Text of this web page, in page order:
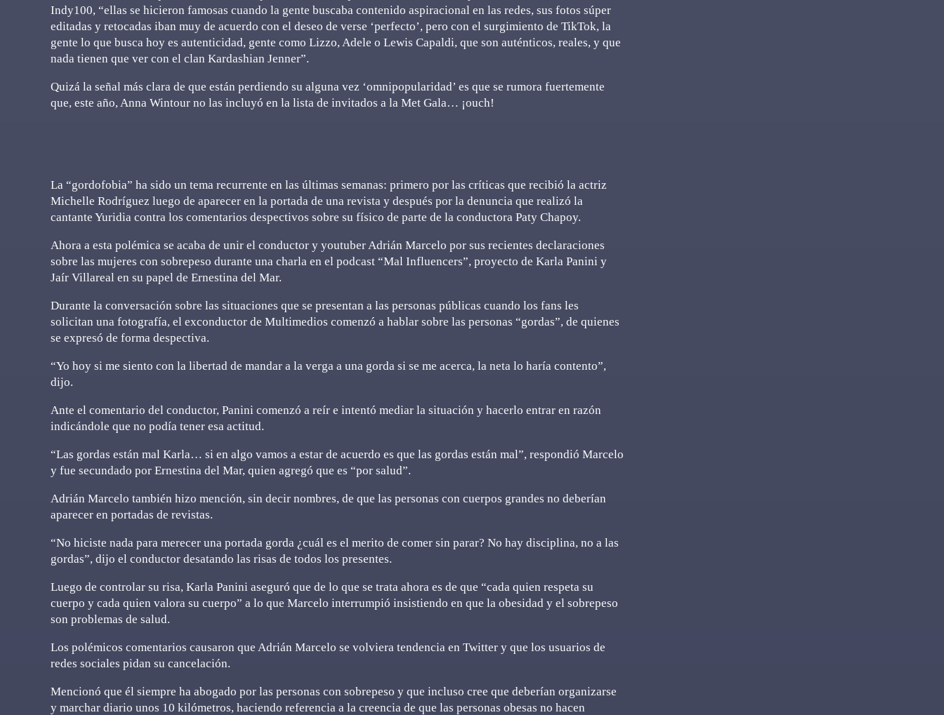
Indy100, “ellas se hicieron famosas cuando la gente buscaba contenido aspiracional en las redes, sus fotos súper
editadas y retocadas iban muy de acuerdo con el deseo de verse ‘perfecto’, pero con el surgimiento de TikTok, la
gente lo que busca hoy es autenticidad, gente como Lizzo, Adele o Lewis Capaldi, que son auténticos, reales, y que
nada tienen que ver con el clan Kardashian Jenner”.
Quizá la señal más clara de que están perdiendo su alguna vez ‘omnipopularidad’ es que se rumora fuertemente
que, este año, Anna Wintour no las incluyó en la lista de invitados a la Met Gala… ¡ouch!
La “gordofobia” ha sido un tema recurrente en las últimas semanas: primero por las críticas que recibió la actriz
Michelle Rodríguez luego de aparecer en la portada de una revista y después por la denuncia que realizó la
cantante Yuridia contra los comentarios despectivos sobre su físico de parte de la conductora Paty Chapoy.
Ahora a esta polémica se acaba de unir el conductor y youtuber Adrián Marcelo por sus recientes declaraciones
sobre las mujeres con sobrepeso durante una charla en el podcast “Mal Influencers”, proyecto de Karla Panini y
Jaír Villareal en su papel de Ernestina del Mar.
Durante la conversación sobre las situaciones que se presentan a las personas públicas cuando los fans les
solicitan una fotografía, el exconductor de Multimedios comenzó a hablar sobre las personas “gordas”, de quienes
se expresó de forma despectiva.
“Yo hoy si me siento con la libertad de mandar a la verga a una gorda si se me acerca, la neta lo haría contento”,
dijo.
Ante el comentario del conductor, Panini comenzó a reír e intentó mediar la situación y hacerlo entrar en razón
indicándole que no podía tener esa actitud.
“Las gordas están mal Karla… si en algo vamos a estar de acuerdo es que las gordas están mal”, respondió Marcelo
y fue secundado por Ernestina del Mar, quien agregó que es “por salud”.
Adrián Marcelo también hizo mención, sin decir nombres, de que las personas con cuerpos grandes no deberían
aparecer en portadas de revistas.
“No hiciste nada para merecer una portada gorda ¿cuál es el merito de comer sin parar? No hay disciplina, no a las
gordas”, dijo el conductor desatando las risas de todos los presentes.
Luego de controlar su risa, Karla Panini aseguró que de lo que se trata ahora es de que “cada quien respeta su
cuerpo y cada quien valora su cuerpo” a lo que Marcelo interrumpió insistiendo en que la obesidad y el sobrepeso
son problemas de salud.
Los polémicos comentarios causaron que Adrián Marcelo se volviera tendencia en Twitter y que los usuarios de
redes sociales pidan su cancelación.
Mencionó que él siempre ha abogado por las personas con sobrepeso y que incluso cree que deberían organizarse
y marchar diario unos 10 kilómetros, haciendo referencia a la creencia de que las personas obesas no hacen